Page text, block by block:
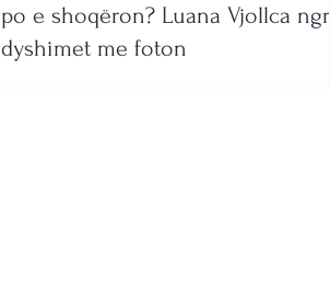
po e shoqëron? Luana Vjollca ngre
dyshimet me foton